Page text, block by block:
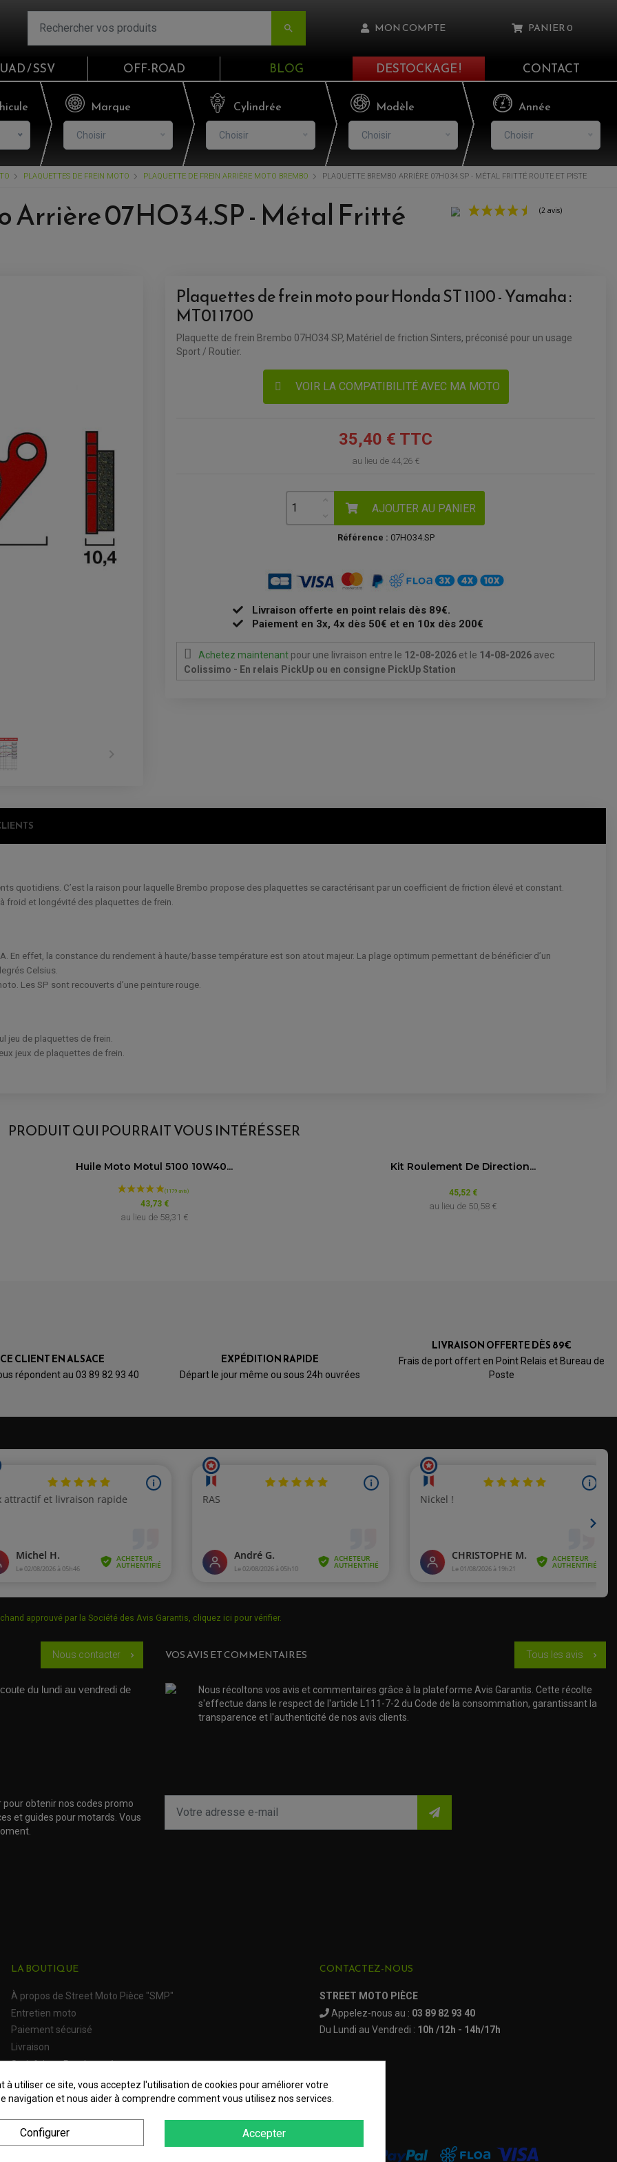
 MON COMPTE
Email
Mot de passe
CONNEXION
PANIER0
Il n'y a aucun produit dans votre panier
VOIR LE PANIER
/ SSV OFF-ROAD BLOG DESTOCKAGE ! CONTACT
Marque
Choisir
Cylindrée
Choisir
Modèle
Choisir
Année
Choisir
PLAQUETTES DE FREIN MOTO PLAQUETTE DE FREIN ARRIÈRE MOTO BREMBO PLAQUETTE BREMBO ARRIÈRE 07HO34.SP - MÉTAL FRITTÉ ROUTE ET PISTE
Arrière 07HO34.SP - Métal Fritté

Plaquettes de frein moto pour Honda ST 1100 - Yamaha :
MT01 1700
Plaquette de frein Brembo 07HO34 SP, Matériel de friction Sinters, préconisé pour un usage
Sport / Routier.
VOIR LA COMPATIBILITÉ AVEC MA MOTO
35,40 € TTC
au lieu de 44,26 €
AJOUTER AU PANIER
Référence : 07HO34.SP
Livraison offerte en point relais dès 89€.
Paiement en 3x, 4x dès 50€ et en 10x dès 200€
Achetez maintenant pour une livraison entre le 12-08-2026 et le 14-08-2026 avec
Colissimo - En relais PickUp ou en consigne PickUp Station
quotidiens. C’est la raison pour laquelle Brembo propose des plaquettes se caractérisant par un coefficient de friction élevé et constant.
froid et longévité des plaquettes de frein.
En effet, la constance du rendement à haute/basse température est son atout majeur. La plage optimum permettant de bénéficier d’un
Celsius.
Les SP sont recouverts d’une peinture rouge.
jeu de plaquettes de frein.
jeux de plaquettes de frein.
Année
Plaquettes de frein moto Honda ST 1100 Pan
Plaquette de frein moto Brembo
MT01 Type RP181 de 2007 à 2008
MT01 Type RP184 de 2009 à 2011
Plaquettes de frein moto Yamaha MT-01 1700
0
1★
4.5/5
Basé sur 2 avis
PRODUIT QUI POURRAIT VOUS INTÉRÉSSER
Huile Moto Motul 5100 10W40...
43,73 €
au lieu de 58,31 €
Kit Roulement De Direction...
45,52 €
au lieu de 50,58 €
CLIENT EN ALSACE
répondent au 03 89 82 93 40
EXPÉDITION RAPIDE
Départ le jour même ou sous 24h ouvrées
LIVRAISON OFFERTE DÈS 89€
Frais de port offert en Point Relais et Bureau de
Poste
approuvé par la Société des Avis Garantis, cliquez ici pour vérifier.
Nous contacter chevron_right
du lundi au vendredi de
VOS AVIS ET COMMENTAIRES Tous les avis chevron_right
Nous récoltons vos avis et commentaires grâce à la plateforme Avis Garantis. Cette récolte
s'effectue dans le respect de l'article L111-7-2 du Code de la consommation, garantissant la
transparence et l'authenticité de nos avis clients.
obtenir nos codes promo
et guides pour motards. Vous
LA BOUTIQUE
À propos de Street Moto Pièce "SMP"
Entretien moto
Paiement sécurisé
Livraison
Satisfait ou Remboursé
CONTACTEZ-NOUS
STREET MOTO PIÈCE
Appelez-nous au : 03 89 82 93 40
Du Lundi au Vendredi : 10h /12h - 14h/17h
à utiliser ce site, vous acceptez l'utilisation de cookies pour améliorer votre
navigation et nous aider à comprendre comment vous utilisez nos services.
Configurer Accepter